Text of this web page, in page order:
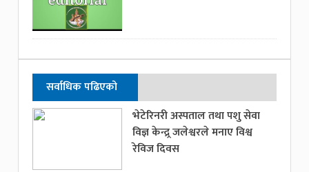
सर्वाधिक पढिएको
भेटेरिनरी अस्पताल तथा पशु सेवा
विज्ञ केन्द्र्र जलेश्वरले मनाए विश्व
रेविज दिवस